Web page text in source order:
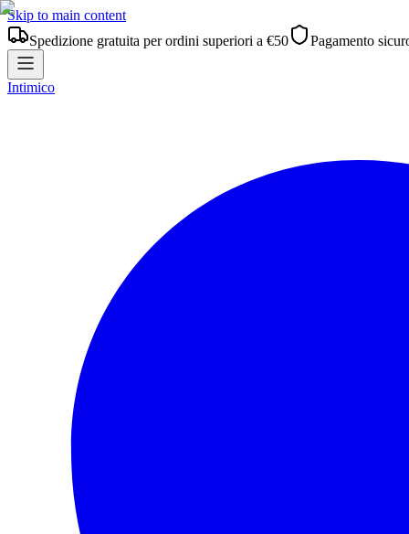
Skip to main content
Spedizione gratuita per ordini superiori a €50
Pagamento
Intimico